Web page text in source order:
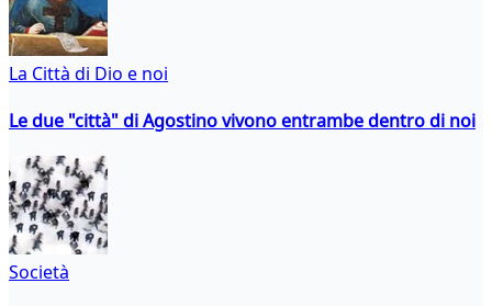
La Città di Dio e noi
Le due "città" di Agostino vivono entrambe dentro di noi
Società